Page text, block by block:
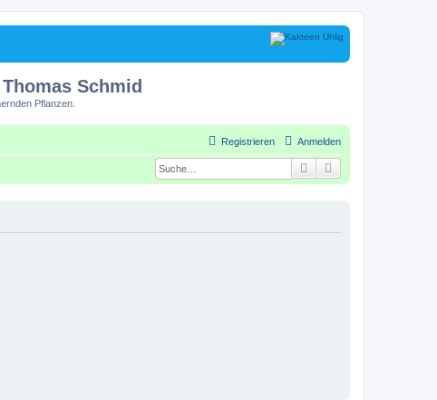
Schmid
Pflanzen.
Anmelden
Registrieren
Suche